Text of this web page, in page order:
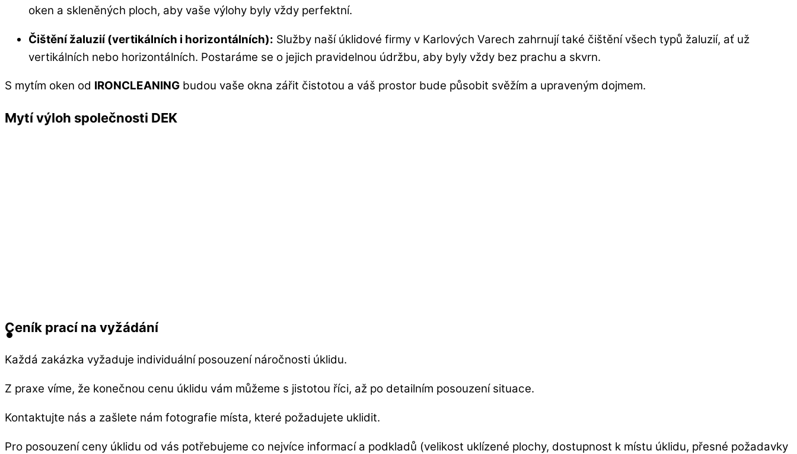
oken a skleněných ploch, aby vaše výlohy byly vždy perfektní.
Čištění žaluzií (vertikálních i horizontálních): Služby naší úklidové firmy v Karlových Varech zahrnují také čištění všech typů žaluzií, ať už
vertikálních nebo horizontálních. Postaráme se o jejich pravidelnou údržbu, aby byly vždy bez prachu a skvrn.
S mytím oken od IRONCLEANING budou vaše okna zářit čistotou a váš prostor bude působit svěžím a upraveným dojmem.
Mytí výloh společnosti DEK
Ceník prací na vyžádání
Každá zakázka vyžaduje individuální posouzení náročnosti úklidu.
Z praxe víme, že konečnou cenu úklidu vám můžeme s jistotou říci, až po detailním posouzení situace.
Kontaktujte nás a zašlete nám fotografie místa, které požadujete uklidit.
Pro posouzení ceny úklidu od vás potřebujeme co nejvíce informací a podkladů (velikost uklízené plochy, dostupnost k místu úklidu, přesné požadavky